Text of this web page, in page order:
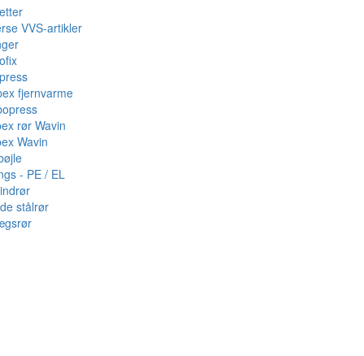
VVS-artikler
fjernvarme
rør Wavin
Wavin
- PE / EL
stålrør